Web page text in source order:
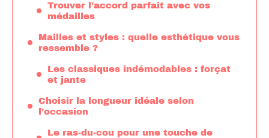
Trouver l’accord parfait avec vos
médailles
Mailles et styles : quelle esthétique vous
ressemble ?
Les classiques indémodables : forçat
et jante
Choisir la longueur idéale selon
l’occasion
Le ras-du-cou pour une touche de